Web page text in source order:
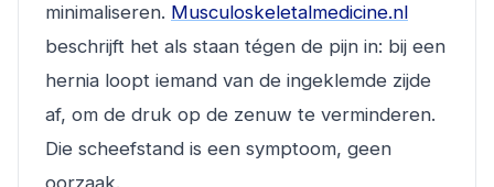
minimaliseren. Musculoskeletalmedicine.nl
beschrijft het als staan tégen de pijn in: bij een
hernia loopt iemand van de ingeklemde zijde
af, om de druk op de zenuw te verminderen.
Die scheefstand is een symptoom, geen